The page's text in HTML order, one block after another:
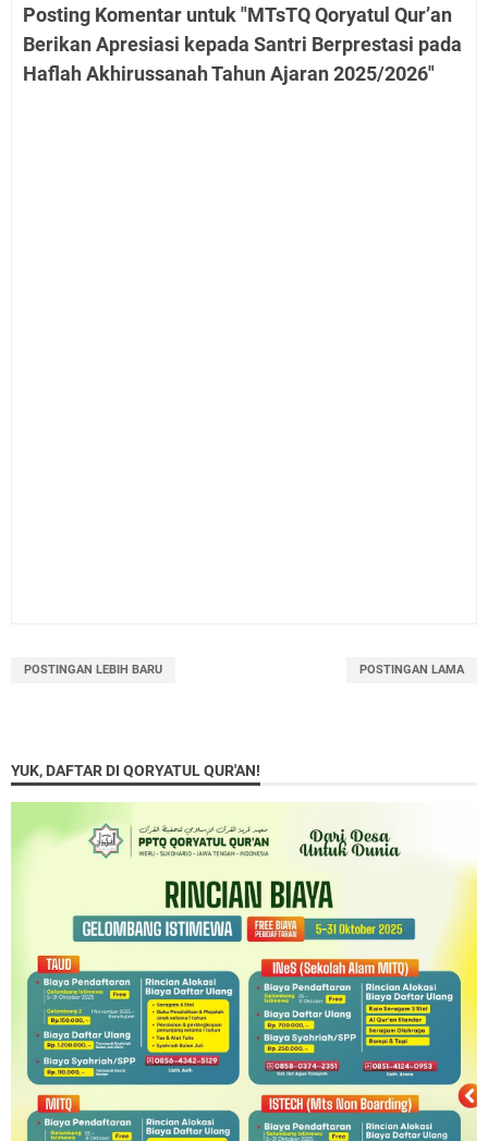
Posting Komentar untuk "MTsTQ Qoryatul Qur’an
Berikan Apresiasi kepada Santri Berprestasi pada
Haflah Akhirussanah Tahun Ajaran 2025/2026"
POSTINGAN LEBIH BARU POSTINGAN LAMA
YUK, DAFTAR DI QORYATUL QUR'AN!